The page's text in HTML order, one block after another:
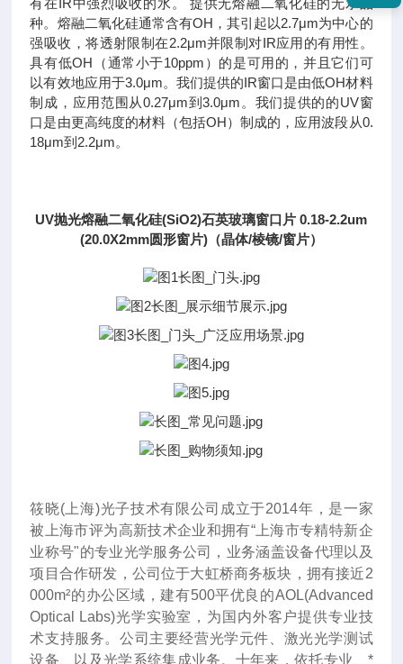
有在IR中强烈吸收的水。 提供无熔融二氧化硅的无水品
种。熔融二氧化硅通常含有OH，其引起以2.7μm为中心的
强吸收，将透射限制在2.2μm并限制对IR应用的有用性。
具有低OH（通常小于10ppm）的是可用的，并且它们可
以有效地应用于3.0μm。我们提供的IR窗口是由低OH材料
制成，应用范围从0.27μm到3.0μm。我们提供的的UV窗
口是由更高纯度的材料（包括OH）制成的，应用波段从0.
18μm到2.2μm。
UV抛光熔融二氧化硅(SiO2)石英玻璃窗口片 0.18-2.2um
(20.0X2mm圆形窗片)（晶体/棱镜/窗片）
筱晓(上海)光子技术有限公司成立于2014年 ， 是一家
被上海市评为高新技术企业和拥有“上海市专精特新企
业称号"的专业光学服务公司，业务涵盖设备代理以及
项目合作研发，公司位于大虹桥商务板块，拥有接近2
000m²的办公区域，建有500平优良的AOL(Advanced
Optical Labs)光学实验室，为国内外客户提供专业技
术支持服务。公司主要经营光学元件、激光光学测试
设备、以及光学系统集成业务。十年来 ，依托专业、*